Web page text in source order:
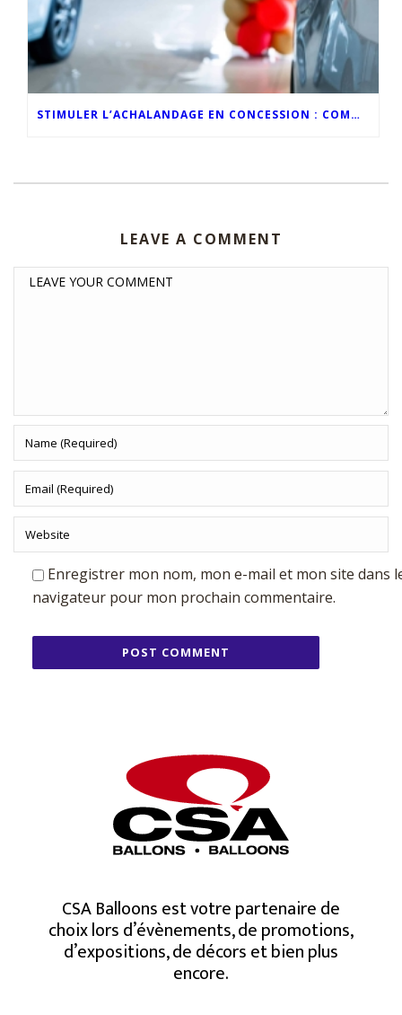
STIMULER L’ACHALANDAGE EN CONCESSION : COMMENT L’IMAGE DE MARQUE PROPULSE LES VENTES AUTOMOBILES DU MOIS DE MAI
LEAVE A COMMENT
Enregistrer mon nom, mon e-mail et mon site dans
navigateur pour mon prochain commentaire.
CSA Balloons est votre partenaire de
choix lors d’évènements, de promotions,
d’expositions, de décors et bien plus
encore.